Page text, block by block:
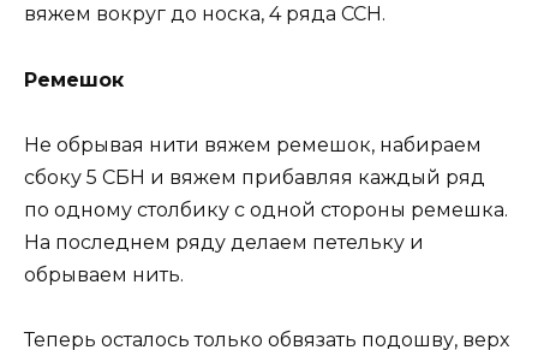
вяжем вокруг до носка, 4 ряда ССН.
Ремешок
Не обрывая нити вяжем ремешок, набираем
сбоку 5 СБН и вяжем прибавляя каждый ряд
по одному столбику с одной стороны ремешка.
На последнем ряду делаем петельку и
обрываем нить.
Теперь осталось только обвязать подошву, верх